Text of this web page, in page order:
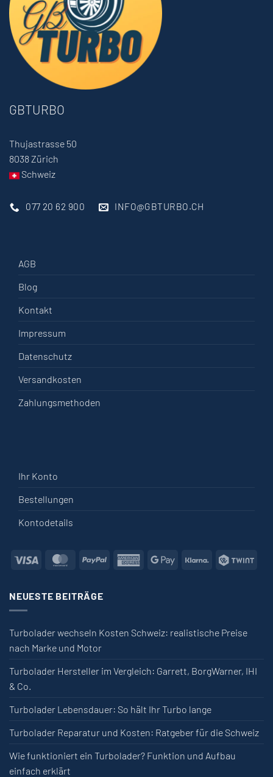
GBTURBO
Thujastrasse 50
8038 Zürich
Schweiz
077 20 62 900 INFO@GBTURBO.CH
AGB
Blog
Kontakt
Impressum
Datenschutz
Versandkosten
Zahlungsmethoden
Ihr Konto
Bestellungen
Kontodetails
Visa MasterCardPayPal American Express
Google PayKlarna
NEUESTE BEITRÄGE
Turbolader wechseln Kosten Schweiz: realistische Preise
nach Marke und Motor
Turbolader Hersteller im Vergleich: Garrett, BorgWarner, IHI
& Co.
Turbolader Lebensdauer: So hält Ihr Turbo lange
Turbolader Reparatur und Kosten: Ratgeber für die Schweiz
Wie funktioniert ein Turbolader? Funktion und Aufbau
einfach erklärt